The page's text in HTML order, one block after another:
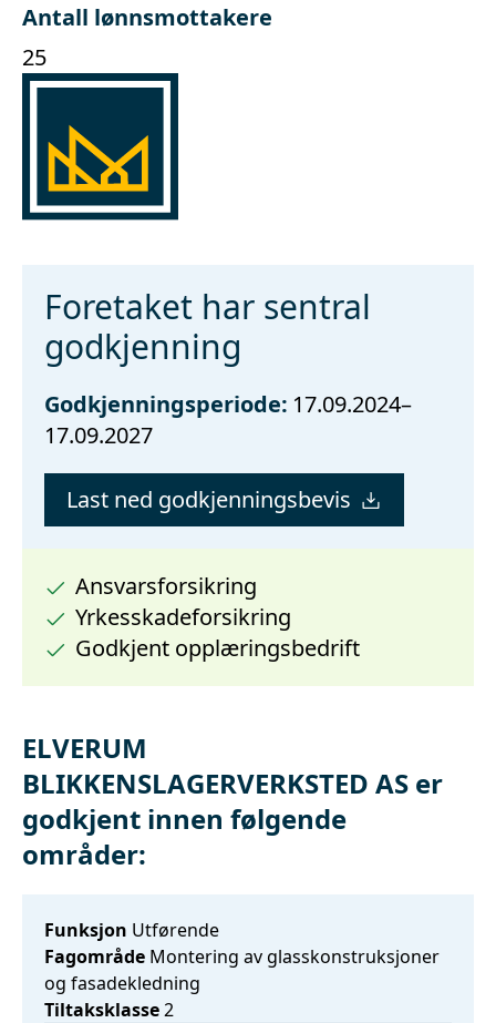
Antall lønnsmottakere
25
Foretaket har sentral
godkjenning
Godkjenningsperiode: 17.09.2024–
17.09.2027
Last ned godkjenningsbevis
Ansvarsforsikring
Yrkesskadeforsikring
Godkjent opplæringsbedrift
ELVERUM
BLIKKENSLAGERVERKSTED AS er
godkjent innen følgende
områder:
Funksjon Utførende
Fagområde Montering av glasskonstruksjoner
og fasadekledning
Tiltaksklasse2